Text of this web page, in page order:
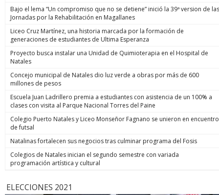
Bajo el lema “Un compromiso que no se detiene” inició la 39ª version de las
Jornadas por la Rehabilitación en Magallanes
Liceo Cruz Martínez, una historia marcada por la formación de
generaciones de estudiantes de Ultima Esperanza
Proyecto busca instalar una Unidad de Quimioterapia en el Hospital de
Natales
Concejo municipal de Natales dio luz verde a obras por más de 600
millones de pesos
Escuela Juan Ladrillero premia a estudiantes con asistencia de un 100% a
clases con visita al Parque Nacional Torres del Paine
Colegio Puerto Natales y Liceo Monseñor Fagnano se unieron en encuentro
de futsal
Natalinas fortalecen sus negocios tras culminar programa del Fosis
Colegios de Natales inician el segundo semestre con variada
programación artística y cultural
ELECCIONES 2021